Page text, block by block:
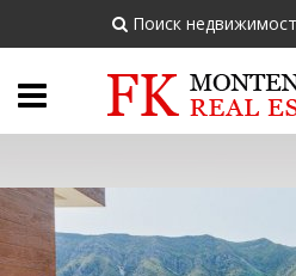
Поиск